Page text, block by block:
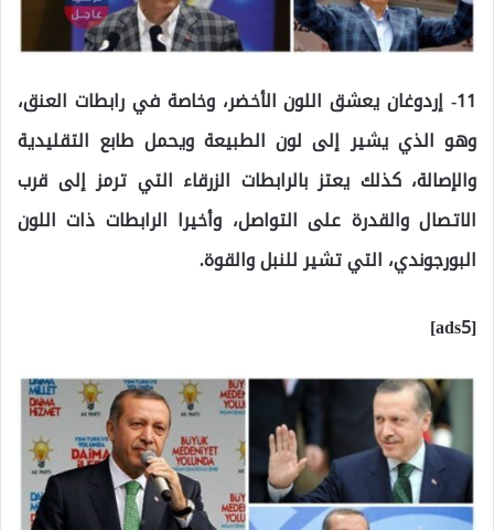
11- إردوغان يعشق اللون الأخضر، وخاصة في رابطات العنق،
وهو الذي يشير إلى لون الطبيعة ويحمل طابع التقليدية
والإصالة، كذلك يعتز بالرابطات الزرقاء التي ترمز إلى قرب
الاتصال والقدرة على التواصل، وأخيرا الرابطات ذات اللون
البورجوندي، التي تشير للنبل والقوة.
[ads5]